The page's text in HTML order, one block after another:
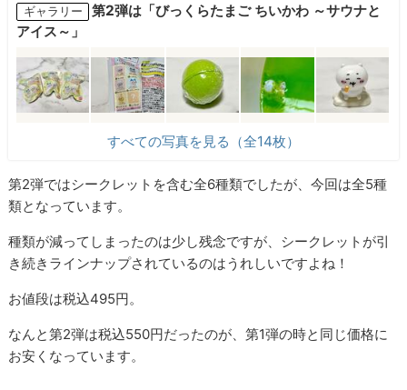
ギャラリー
第2弾は「びっくらたまご ちいかわ ～サウナと
アイス～」
すべての写真を見る（全14枚）
第2弾ではシークレットを含む全6種類でしたが、今回は全5種
類となっています。
種類が減ってしまったのは少し残念ですが、シークレットが引
き続きラインナップされているのはうれしいですよね！
お値段は税込495円。
なんと第2弾は税込550円だったのが、第1弾の時と同じ価格に
お安くなっています。